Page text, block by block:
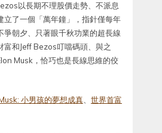
以長期不理股價走勢、不派息
立了一個「萬年鐘」，指針僅每年
爭朝夕、只著眼千秋功業的超長線
富和Jeff Bezos叮噹碼頭、與之
Musk，恰巧也是長線思維的佼
小男孩的夢想成真
世界首富